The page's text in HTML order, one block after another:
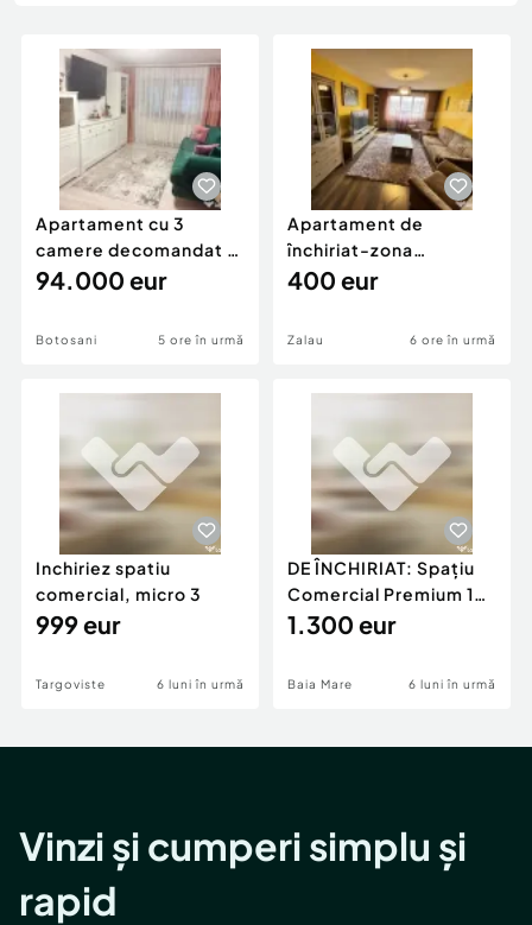
Animale de companie
Afaceri și echipamente profesionale
Inchiriere Bunuri si Vehicule
Piese auto si accesorii
Dacia Duster
Apartament cu 3
camere decomandat -
renovat - Bucovina -
94.000 eur
Botosani 5 ore în urmă
Apartament de
închiriat-zona
ultracentrală
400 eur
Zalau 6 ore în urmă
Inchiriez spatiu
comercial, micro 3
999 eur
Targoviste 6 luni în urmă
DE ÎNCHIRIAT: Spațiu
Comercial Premium 146
mp – Vizibili
1.300 eur
Baia Mare 6 luni în urmă
Vinzi și cumperi simplu și
rapid